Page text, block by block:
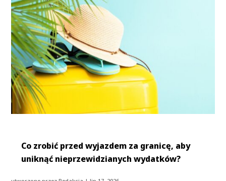
Co zrobić przed wyjazdem za granicę, aby
uniknąć nieprzewidzianych wydatków?